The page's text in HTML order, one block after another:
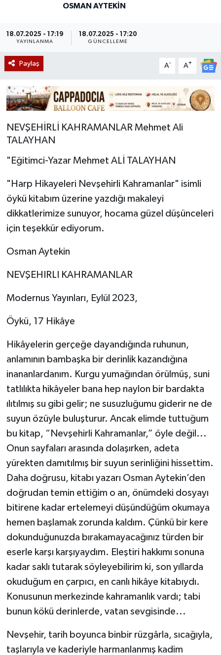
OSMAN AYTEKIN
18.07.2025 - 17:19
YAYINLANMA
18.07.2025 - 17:20
GÜNCELLEME
Paylaş A- A+
NEVŞEHİRLİ KAHRAMANLAR Mehmet Ali
TALAYHAN
"Eğitimci-Yazar Mehmet ALİ TALAYHAN
"Harp Hikayeleri Nevşehirli Kahramanlar" isimli
öykü kitabım üzerine yazdığı makaleyi
dikkatlerimize sunuyor, hocama güzel düşünceleri
için teşekkür ediyorum.
Osman Aytekin
NEVŞEHIRLI KAHRAMANLAR
Modernus Yayınları, Eylül 2023,
Öykü, 17 Hikâye
Hikâyelerin gerçeğe dayandığında ruhunun,
anlamının bambaşka bir derinlik kazandığına
inananlardanım. Kurgu yumağından örülmüş, suni
tatlılıkta hikâyeler bana hep naylon bir bardakta
ılıtılmış su gibi gelir; ne susuzluğumu giderir ne de
suyun özüyle buluşturur. Ancak elimde tuttuğum
bu kitap, “Nevşehirli Kahramanlar,” öyle değil...
Onun sayfaları arasında dolaşırken, adeta
yürekten damıtılmış bir suyun serinliğini hissettim.
Daha doğrusu, kitabı yazarı Osman Aytekin’den
doğrudan temin ettiğim o an, önümdeki dosyayı
bitirene kadar ertelemeyi düşündüğüm okumaya
hemen başlamak zorunda kaldım. Çünkü bir kere
dokunduğunuzda bırakamayacağınız türden bir
eserle karşı karşıyaydım. Eleştiri hakkımı sonuna
kadar saklı tutarak söyleyebilirim ki, son yıllarda
okuduğum en çarpıcı, en canlı hikâye kitabıydı.
Konusunun merkezinde kahramanlık vardı; tabi
bunun kökü derinlerde, vatan sevgisinde...
Nevşehir, tarih boyunca binbir rüzgârla, sıcağıyla,
taşlarıyla ve kaderiyle harmanlanmış kadim